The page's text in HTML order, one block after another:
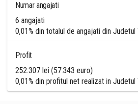
Numar angajati
6 angajati
0,01% din totalul de angajati din Judetul
Profit
252.307 lei (57.343 euro)
0,01% din profitul net realizat in Judetul